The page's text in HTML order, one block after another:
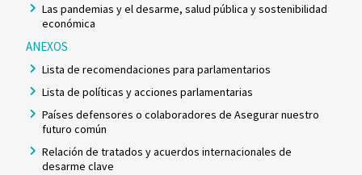
Las pandemias y el desarme, salud pública y sostenibilidad
económica
ANEXOS
Lista de recomendaciones para parlamentarios
Lista de políticas y acciones parlamentarias
Países defensores o colaboradores de Asegurar nuestro
futuro común
Relación de tratados y acuerdos internacionales de
desarme clave